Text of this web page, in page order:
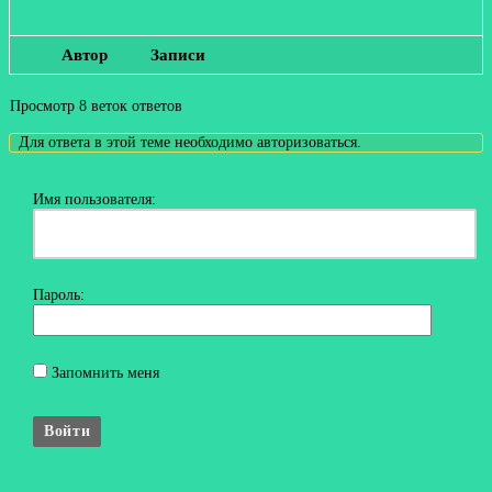
Автор Записи
Просмотр 8 веток ответов
Для ответа в этой теме необходимо авторизоваться.
Имя пользователя:
Пароль:
Запомнить меня
Войти